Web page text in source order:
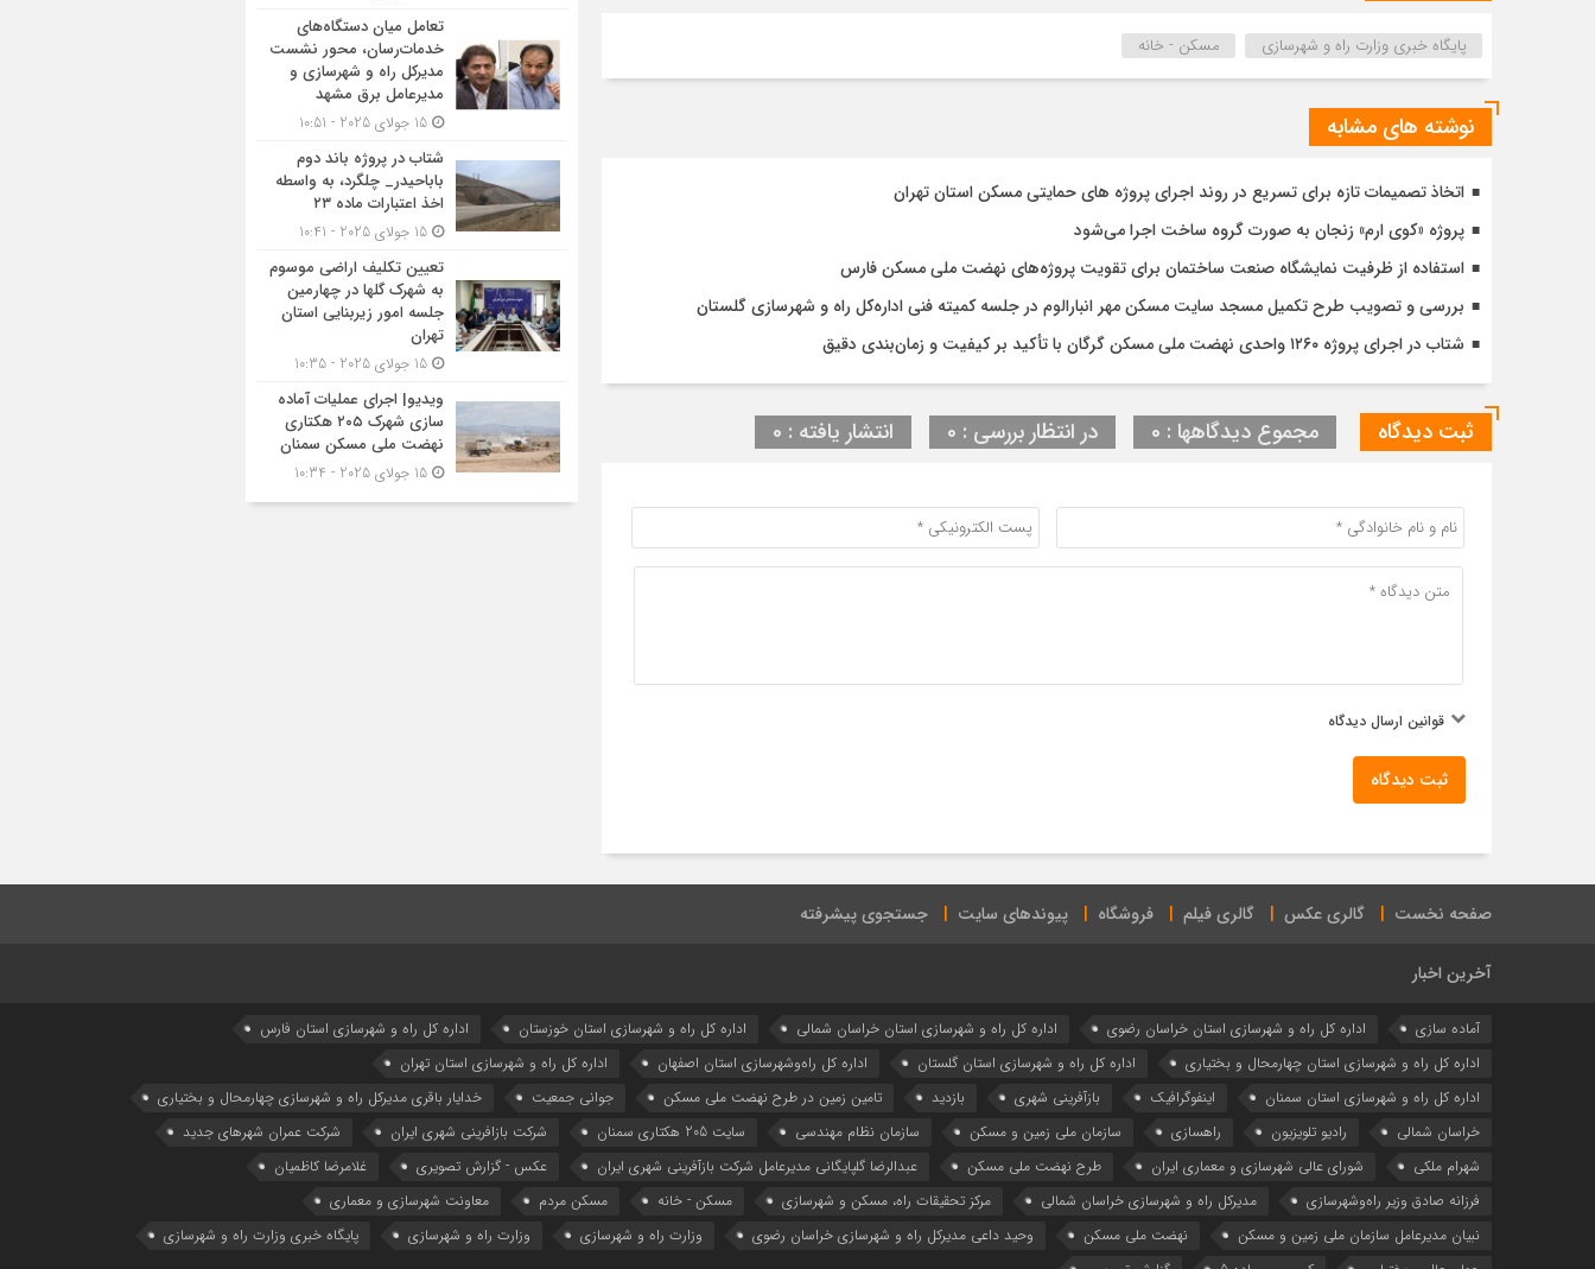
پایگاه خبری وزارت راه و شهرسازی مسکن - خانه
نوشته های مشابه
اتخاذ تصمیمات تازه برای تسریع در روند اجرای پروژه های حمایتی مسکن استان تهران
پروژه «کوی ارم» زنجان به صورت گروه ساخت اجرا می‌شود
استفاده از ظرفیت نمایشگاه صنعت ساختمان برای تقویت پروژه‌های نهضت ملی مسکن فارس
بررسی و تصویب طرح تکمیل مسجد سایت مسکن مهر انبارالوم در جلسه کمیته فنی اداره‌کل راه و شهرسازی گلستان
شتاب در اجرای پروژه ۱۲۶۰ واحدی نهضت ملی مسکن گرگان با تأکید بر کیفیت و زمان‌بندی دقیق
ثبت دیدگاه مجموع دیدگاهها : 0 در انتظار بررسی : 0 انتشار یافته : 0
قوانین ارسال دیدگاه
ثبت دیدگاه
تعامل میان دستگاه‌های
خدمات‌رسان، محور نشست
مدیرکل راه و شهرسازی و
مدیرعامل برق مشهد
شتاب در پروژه باند دوم
باباحیدر_ چلگرد، به واسطه
اخذ اعتبارات ماده ۲۳
تعیین تکلیف اراضی موسوم
به شهرک گلها در چهارمین
جلسه امور زیربنایی استان
تهران
ویدیو| اجرای عملیات آماده
سازی شهرک ۲۰۵ هکتاری
نهضت ملی مسکن سمنان
صفحه نخست گالری عکس گالری فیلم فروشگاه پیوندهای سایت جستجوی پیشرفته
آخرین اخبار
آماده سازی اداره كل راه و شهرسازي استان خراسان رضوي اداره كل راه و شهرسازي استان خراسان شمالي اداره كل راه و شهرسازي استان خوزستان
اداره كل راه و شهرسازي استان فارس
اداره كل راه و شهرسازي استان چهارمحال و بختياري
اداره كل راه و شهرسازي استان گلستان اداره كل راه‌و‌شهرسازي استان اصفهان
اداره کل راه و شهرسازی استان تهران
اداره کل راه و شهرسازی استان سمنان
اینفوگرافیک بازآفرینی شهری بازدید تامین زمین در طرح نهضت ملی مسکن جوانی جمعیت
خدایار باقری مدیرکل راه و شهرسازی چهارمحال و بختیاری
خراسان شمالی
رادیو تلویزیون راهسازی سازمان ملی زمین و مسکن سازمان نظام مهندسی سایت 205 هکتاری سمنان شرکت بازافرینی شهری ایران
شرکت عمران شهرهای جدید
شهرام ملکی
شوراي عالي شهرسازی و معماري ايران طرح نهضت ملی مسکن عبدالرضا گلپایگانی مدیرعامل شرکت بازآفرینی شهری ایران عکس - گزارش تصویری
غلامرضا کاظمیان
فرزانه صادق وزیر راه‌وشهرسازی
مدیرکل راه و شهرسازی خراسان شمالی مرکز تحقیقات راه، مسکن و شهرسازی مسکن - خانه مسکن مردم
معاونت شهرسازي و معماري
نبیان مدیرعامل سازمان ملی زمین و مسکن
نهضت ملی مسکن وحید داعی مدیرکل راه و شهرسازی خراسان رضوی وزارت راه و شهرسازي وزارت راه و شهرسازی
پایگاه خبری وزارت راه و شهرسازی